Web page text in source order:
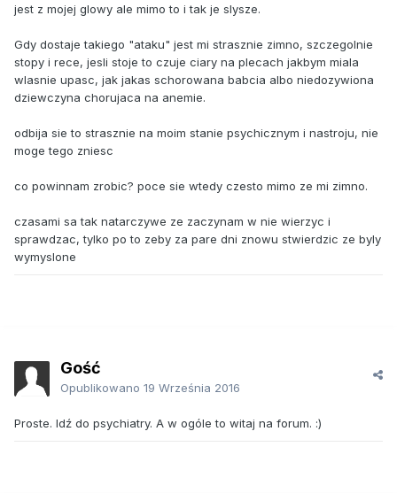
jest z mojej glowy ale mimo to i tak je slysze.
Gdy dostaje takiego "ataku" jest mi strasznie zimno, szczegolnie
stopy i rece, jesli stoje to czuje ciary na plecach jakbym miala
wlasnie upasc, jak jakas schorowana babcia albo niedozywiona
dziewczyna chorujaca na anemie.
odbija sie to strasznie na moim stanie psychicznym i nastroju, nie
moge tego zniesc
co powinnam zrobic? poce sie wtedy czesto mimo ze mi zimno.
czasami sa tak natarczywe ze zaczynam w nie wierzyc i
sprawdzac, tylko po to zeby za pare dni znowu stwierdzic ze byly
wymyslone
Gość
Opublikowano 19 Września 2016
Proste. Idź do psychiatry. A w ogóle to witaj na forum. :)